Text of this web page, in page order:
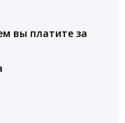
вы платите за